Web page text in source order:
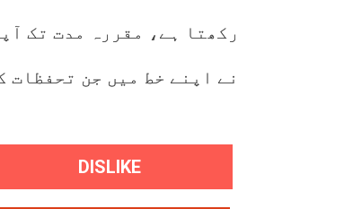
رکھتا ہے، مقررہ مدت تک
نے اپنے خط میں جن تحفظات
DISLIKE